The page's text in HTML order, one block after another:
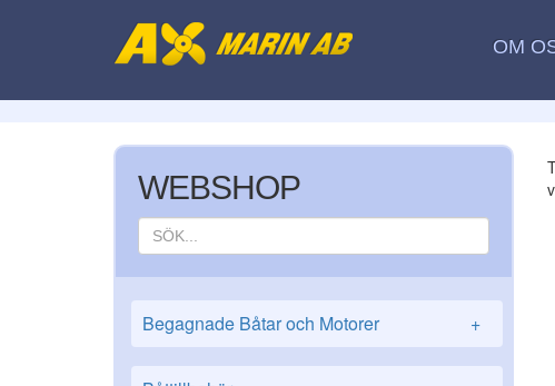
OM
WEBSHOP
Begagnade Båtar och Motorer +